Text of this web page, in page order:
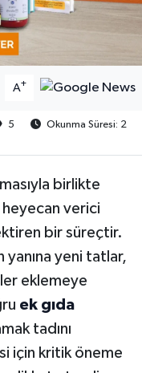
A+
5
Okunma Süresi: 2
birlikte
heyecan verici
bir süreçtir.
yeni tatlar,
eklemeye
ek gıda
tadını
için kritik öneme